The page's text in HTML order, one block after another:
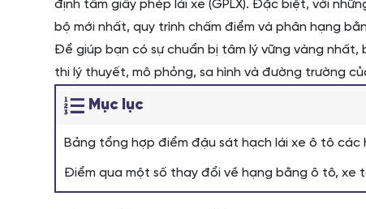
định tấm giấy phép lái xe (GPLX). Đặc biệt, với
bộ mới nhất, quy trình chấm điểm và phân hạng
Để giúp bạn có sự chuẩn bị tâm lý vững vàng
thi lý thuyết, mô phỏng, sa hình và đường trường
Mục lục
Bảng tổng hợp điểm đậu sát hạch lái xe ô tô các
Điểm qua một số thay đổi về hạng bằng ô tô, xe